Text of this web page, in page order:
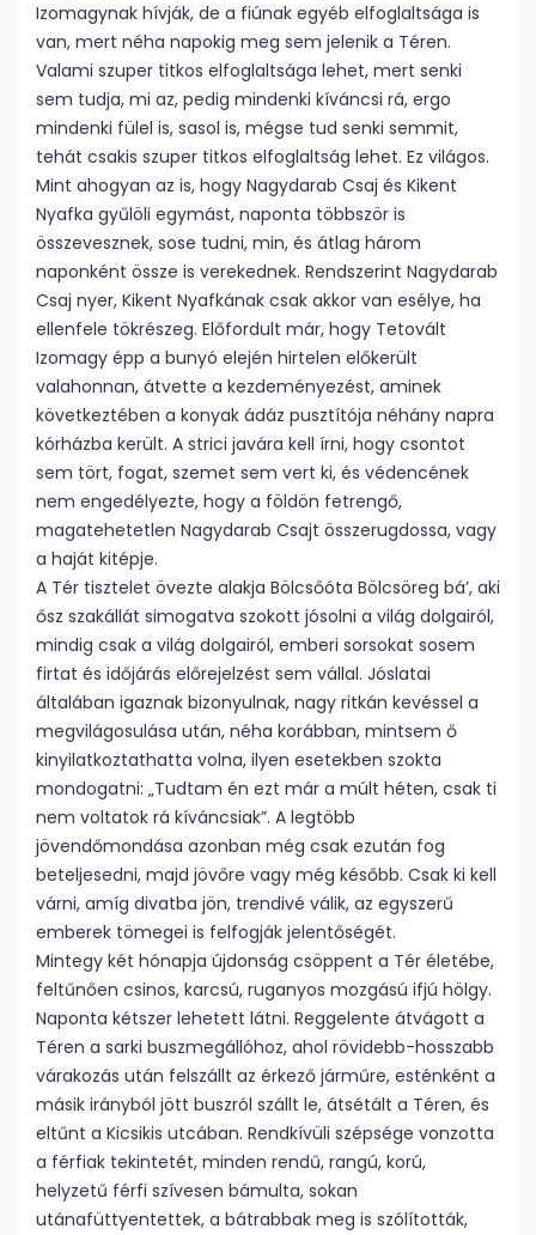
Izomagynak hívják, de a fiúnak egyéb elfoglaltsága is
van, mert néha napokig meg sem jelenik a Téren.
Valami szuper titkos elfoglaltsága lehet, mert senki
sem tudja, mi az, pedig mindenki kíváncsi rá, ergo
mindenki fülel is, sasol is, mégse tud senki semmit,
tehát csakis szuper titkos elfoglaltság lehet. Ez világos.
Mint ahogyan az is, hogy Nagydarab Csaj és Kikent
Nyafka gyűlöli egymást, naponta többször is
összevesznek, sose tudni, min, és átlag három
naponként össze is verekednek. Rendszerint Nagydarab
Csaj nyer, Kikent Nyafkának csak akkor van esélye, ha
ellenfele tökrészeg. Előfordult már, hogy Tetovált
Izomagy épp a bunyó elején hirtelen előkerült
valahonnan, átvette a kezdeményezést, aminek
következtében a konyak ádáz pusztítója néhány napra
kórházba került. A strici javára kell írni, hogy csontot
sem tört, fogat, szemet sem vert ki, és védencének
nem engedélyezte, hogy a földön fetrengő,
magatehetetlen Nagydarab Csajt összerugdossa, vagy
a haját kitépje.
A Tér tisztelet övezte alakja Bölcsőóta Bölcsöreg bá’, aki
ősz szakállát simogatva szokott jósolni a világ dolgairól,
mindig csak a világ dolgairól, emberi sorsokat sosem
firtat és időjárás előrejelzést sem vállal. Jóslatai
általában igaznak bizonyulnak, nagy ritkán kevéssel a
megvilágosulása után, néha korábban, mintsem ő
kinyilatkoztathatta volna, ilyen esetekben szokta
mondogatni: „Tudtam én ezt már a múlt héten, csak ti
nem voltatok rá kíváncsiak”. A legtöbb
jövendőmondása azonban még csak ezután fog
beteljesedni, majd jövőre vagy még később. Csak ki kell
várni, amíg divatba jön, trendivé válik, az egyszerű
emberek tömegei is felfogják jelentőségét.
Mintegy két hónapja újdonság csöppent a Tér életébe,
feltűnően csinos, karcsú, ruganyos mozgású ifjú hölgy.
Naponta kétszer lehetett látni. Reggelente átvágott a
Téren a sarki buszmegállóhoz, ahol rövidebb-hosszabb
várakozás után felszállt az érkező járműre, esténként a
másik irányból jött buszról szállt le, átsétált a Téren, és
eltűnt a Kicsikis utcában. Rendkívüli szépsége vonzotta
a férfiak tekintetét, minden rendű, rangú, korú,
helyzetű férfi szívesen bámulta, sokan
utánafüttyentettek, a bátrabbak meg is szólították,